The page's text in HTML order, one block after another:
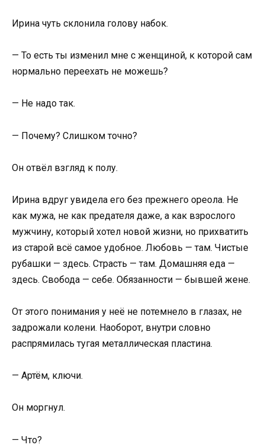
Ирина чуть склонила голову набок.
— То есть ты изменил мне с женщиной, к которой сам
нормально переехать не можешь?
— Не надо так.
— Почему? Слишком точно?
Он отвёл взгляд к полу.
Ирина вдруг увидела его без прежнего ореола. Не
как мужа, не как предателя даже, а как взрослого
мужчину, который хотел новой жизни, но прихватить
из старой всё самое удобное. Любовь — там. Чистые
рубашки — здесь. Страсть — там. Домашняя еда —
здесь. Свобода — себе. Обязанности — бывшей жене.
От этого понимания у неё не потемнело в глазах, не
задрожали колени. Наоборот, внутри словно
распрямилась тугая металлическая пластина.
— Артём, ключи.
Он моргнул.
— Что?